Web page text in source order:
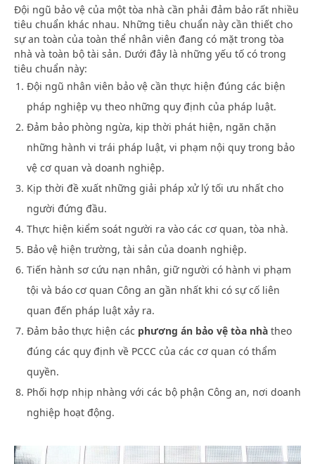
Đội ngũ bảo vệ của một tòa nhà cần phải đảm bảo rất nhiều
tiêu chuẩn khác nhau. Những tiêu chuẩn này cần thiết cho
sự an toàn của toàn thể nhân viên đang có mặt trong tòa
nhà và toàn bộ tài sản. Dưới đây là những yếu tố có trong
tiêu chuẩn này:
Đội ngũ nhân viên bảo vệ cần thực hiện đúng các biện
pháp nghiệp vụ theo những quy định của pháp luật.
Đảm bảo phòng ngừa, kịp thời phát hiện, ngăn chặn
những hành vi trái pháp luật, vi phạm nội quy trong bảo
vệ cơ quan và doanh nghiệp.
Kịp thời đề xuất những giải pháp xử lý tối ưu nhất cho
người đứng đầu.
Thực hiện kiểm soát người ra vào các cơ quan, tòa nhà.
Bảo vệ hiện trường, tài sản của doanh nghiệp.
Tiến hành sơ cứu nạn nhân, giữ người có hành vi phạm
tội và báo cơ quan Công an gần nhất khi có sự cố liên
quan đến pháp luật xảy ra.
Đảm bảo thực hiện các phương án bảo vệ tòa nhà theo
đúng các quy định về PCCC của các cơ quan có thẩm
quyền.
Phối hợp nhịp nhàng với các bộ phận Công an, nơi doanh
nghiệp hoạt động.